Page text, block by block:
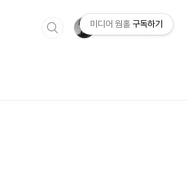
미디어 웜홀 구독하기